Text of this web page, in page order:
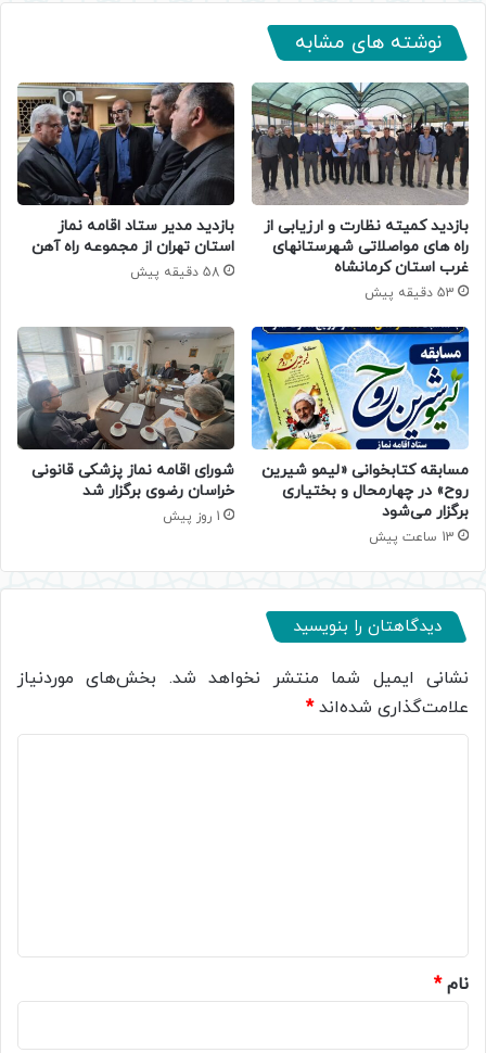
نوشته های مشابه
بازدید کمیته نظارت و ارزیابی از
راه های مواصلاتی شهرستانهای
غرب استان کرمانشاه
53 دقیقه پیش
بازدید مدیر ستاد اقامه نماز
استان تهران از مجموعه راه آهن
58 دقیقه پیش
مسابقه کتابخوانی «لیمو شیرین
روح» در چهارمحال و بختیاری
برگزار می‌شود
13 ساعت پیش
شورای اقامه نماز پزشکی قانونی
خراسان رضوی برگزار شد
1 روز پیش
دیدگاهتان را بنویسید
نشانی ایمیل شما منتشر نخواهد شد. بخش‌های موردنیاز
علامت‌گذاری شده‌اند*
نام*